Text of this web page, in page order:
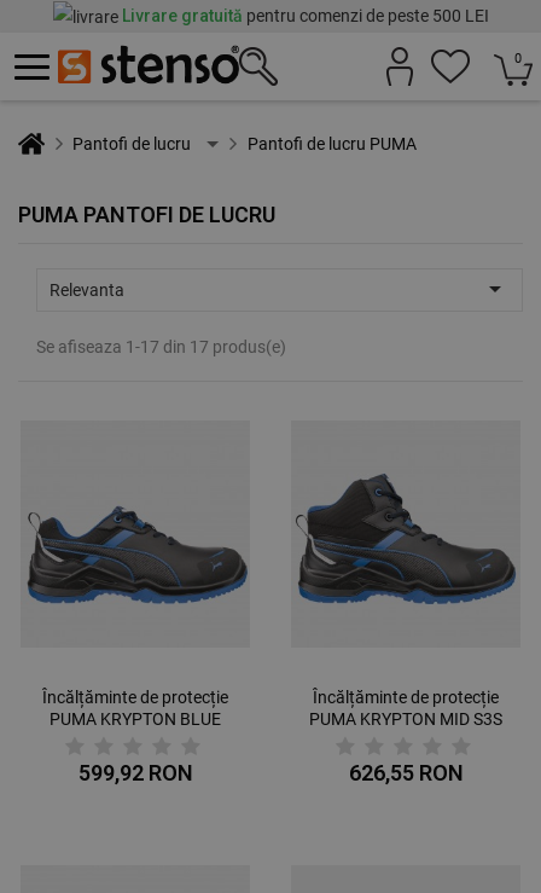
Livrare gratuită pentru comenzi de peste 500 LEI
0
Pantofi de lucru Pantofi de lucru PUMA
PUMA PANTOFI DE LUCRU
Relevanta 
Se afiseaza 1-17 din 17 produs(e)
Încălțăminte de protecție
PUMA KRYPTON BLUE
599,92 RON
Încălțăminte de protecție
PUMA KRYPTON MID S3S
626,55 RON